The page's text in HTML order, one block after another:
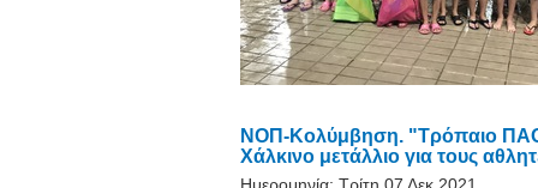
NOΠ-Κολύμβηση. "Tρόπαιο ΠΑΟ"
Χάλκινο μετάλλιο για τους